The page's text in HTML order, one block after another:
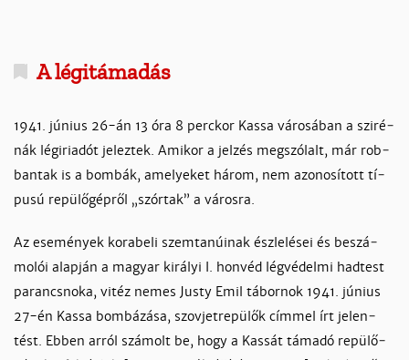
A lé­gi­tá­ma­dás
1941. jú­nius 26-án 13 óra 8 perc­kor Kas­sa vá­ro­sá­ban a szi­ré­
nák lé­gi­ria­dót je­lez­tek. Ami­kor a jel­zés meg­szó­lalt, már rob­
ban­tak is a bom­bák, ame­lye­ket há­rom, nem azo­no­sí­tott tí­
pu­sú re­pü­lő­gép­ről „szór­tak” a vá­ros­ra.
Az ese­mé­nyek ko­ra­be­li szem­ta­núi­nak ész­le­lé­sei és be­szá­
mo­lói alap­ján a ma­gyar ki­rá­lyi I. honvéd lég­vé­del­mi had­test
pa­rancs­no­ka, vi­téz ne­mes Ju­s­ty Emil tá­bor­nok 1941. jú­nius
27-én Kas­sa bom­bá­zá­sa, szov­jet­re­pü­lők cím­mel írt je­len­
tést. Eb­ben ar­ról szá­molt be, hogy a Kas­sát tá­ma­dó re­pü­lő­